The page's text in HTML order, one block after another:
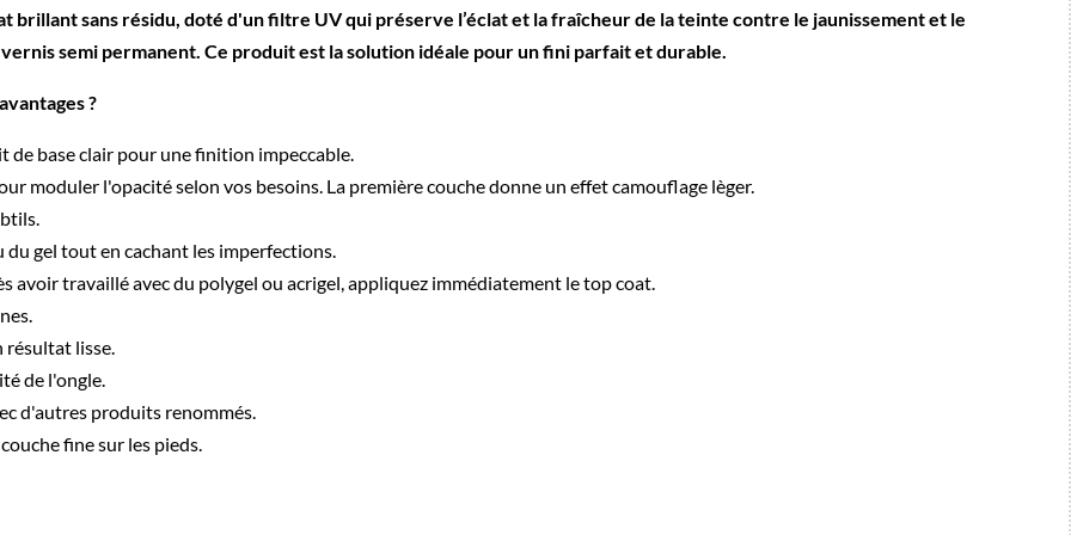
brillant sans résidu, doté d'un filtre UV qui préserve l’éclat et la fraîcheur de la teinte contre le jaunissement et le
semi permanent. Ce produit est la solution idéale pour un fini parfait et durable.
?
base clair pour une finition impeccable.
moduler l'opacité selon vos besoins. La première couche donne un effet camouflage lèger.
gel tout en cachant les imperfections.
avoir travaillé avec du polygel ou acrigel, appliquez immédiatement le top coat.
lisse.
de l'ongle.
d'autres produits renommés.
fine sur les pieds.